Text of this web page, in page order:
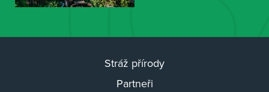
Stráž přírody
Partneři